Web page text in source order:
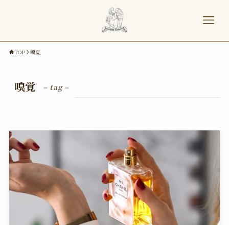
TOP 嗅覚
嗅覚 – tag –